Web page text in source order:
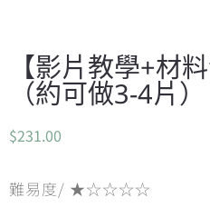
【影片教學+材
（約可做3-4片）
$231.00
難易度/ ★☆☆☆☆